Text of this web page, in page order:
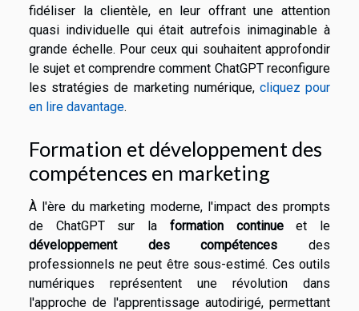
fidéliser la clientèle, en leur offrant une attention
quasi individuelle qui était autrefois inimaginable à
grande échelle. Pour ceux qui souhaitent approfondir
le sujet et comprendre comment ChatGPT reconfigure
les stratégies de marketing numérique, cliquez pour
en lire davantage.
Formation et développement des
compétences en marketing
À l'ère du marketing moderne, l'impact des prompts
de ChatGPT sur la formation continueet le
développement des compétences des
professionnels ne peut être sous-estimé. Ces outils
numériques représentent une révolution dans
l'approche de l'apprentissage autodirigé, permettant